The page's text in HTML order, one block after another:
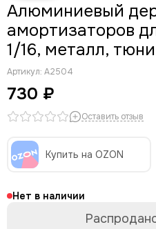
Алюминиевый
амортизаторов
1/16, металл,
Артикул: A2504
730 ₽
Оставить отзыв
Купить на OZON
Нет в наличии